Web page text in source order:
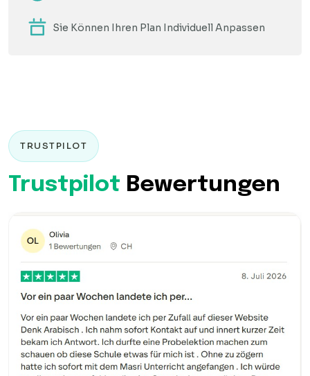
Sie Können Ihren Plan Individuell Anpassen
TRUSTPILOT
Trustpilot Bewertungen